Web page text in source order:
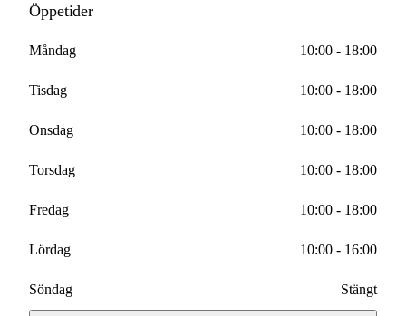
Öppetider
Måndag 10:00 - 18:00
Tisdag 10:00 - 18:00
Onsdag 10:00 - 18:00
Torsdag 10:00 - 18:00
Fredag 10:00 - 18:00
Lördag 10:00 - 16:00
Söndag Stängt